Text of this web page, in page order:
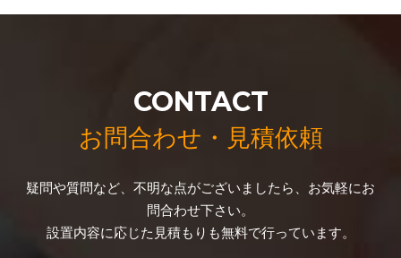
CONTACT
お問合わせ・見積依頼
疑問や質問など、不明な点がございましたら、お気軽にお
問合わせ下さい。
設置内容に応じた見積もりも無料で行っています。